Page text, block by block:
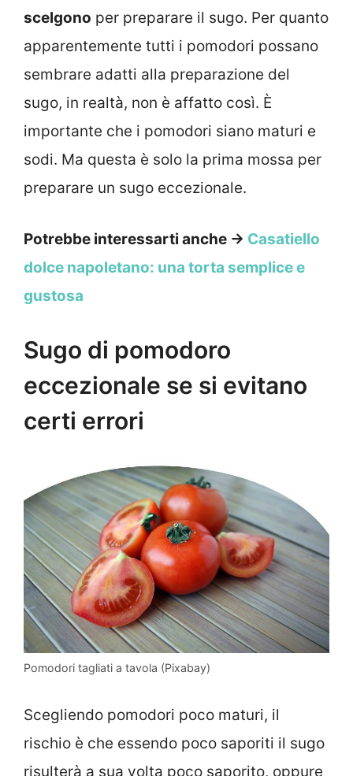
scelgono per preparare il sugo. Per quanto
apparentemente tutti i pomodori possano
sembrare adatti alla preparazione del
sugo, in realtà, non è affatto così. È
importante che i pomodori siano maturi e
sodi. Ma questa è solo la prima mossa per
preparare un sugo eccezionale.
Potrebbe interessarti anche → Casatiello
dolce napoletano: una torta semplice e
gustosa
Sugo di pomodoro
eccezionale se si evitano
certi errori
Pomodori tagliati a tavola (Pixabay)
Scegliendo pomodori poco maturi, il
rischio è che essendo poco saporiti il sugo
risulterà a sua volta poco saporito, oppure